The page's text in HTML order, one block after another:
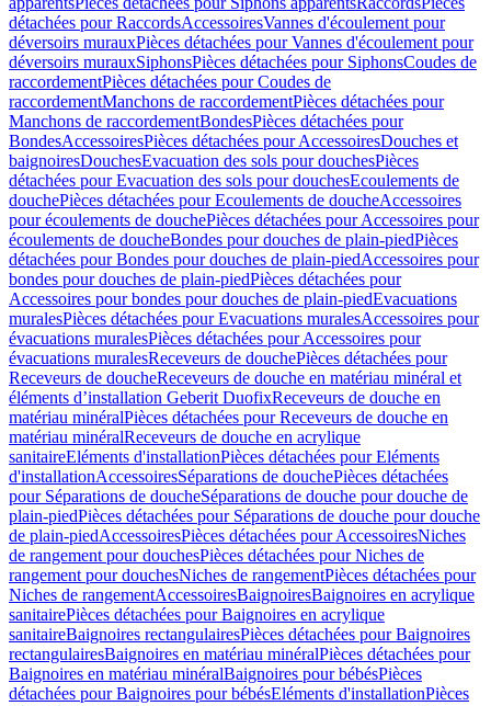
détachées pour RaccordsAccessoiresVannes d'écoulement pour
déversoirs murauxPièces détachées pour Vannes d'écoulement pour
déversoirs murauxSiphonsPièces détachées pour SiphonsCoudes de
raccordementPièces détachées pour Coudes de
raccordementManchons de raccordementPièces détachées pour
Manchons de raccordementBondesPièces détachées pour
BondesAccessoiresPièces détachées pour AccessoiresDouches et
baignoiresDouchesEvacuation des sols pour douchesPièces
détachées pour Evacuation des sols pour douchesEcoulements de
douchePièces détachées pour Ecoulements de doucheAccessoires
pour écoulements de douchePièces détachées pour Accessoires pour
écoulements de doucheBondes pour douches de plain-piedPièces
détachées pour Bondes pour douches de plain-piedAccessoires pour
bondes pour douches de plain-piedPièces détachées pour
Accessoires pour bondes pour douches de plain-piedEvacuations
muralesPièces détachées pour Evacuations muralesAccessoires pour
évacuations muralesPièces détachées pour Accessoires pour
évacuations muralesReceveurs de douchePièces détachées pour
Receveurs de doucheReceveurs de douche en matériau minéral et
éléments d’installation Geberit DuofixReceveurs de douche en
matériau minéralPièces détachées pour Receveurs de douche en
matériau minéralReceveurs de douche en acrylique
sanitaireEléments d'installationPièces détachées pour Eléments
d'installationAccessoiresSéparations de douchePièces détachées
pour Séparations de doucheSéparations de douche pour douche de
plain-piedPièces détachées pour Séparations de douche pour douche
de plain-piedAccessoiresPièces détachées pour AccessoiresNiches
de rangement pour douchesPièces détachées pour Niches de
rangement pour douchesNiches de rangementPièces détachées pour
Niches de rangementAccessoiresBaignoiresBaignoires en acrylique
sanitairePièces détachées pour Baignoires en acrylique
sanitaireBaignoires rectangulairesPièces détachées pour Baignoires
rectangulairesBaignoires en matériau minéralPièces détachées pour
Baignoires en matériau minéralBaignoires pour bébésPièces
détachées pour Baignoires pour bébésEléments d'installationPièces